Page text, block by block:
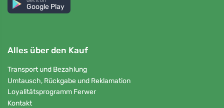
Google Play
Alles über den Kauf
Transport und Bezahlung
Umtausch, Rückgabe und Reklamation
Loyalitätsprogramm Ferwer
Kontakt